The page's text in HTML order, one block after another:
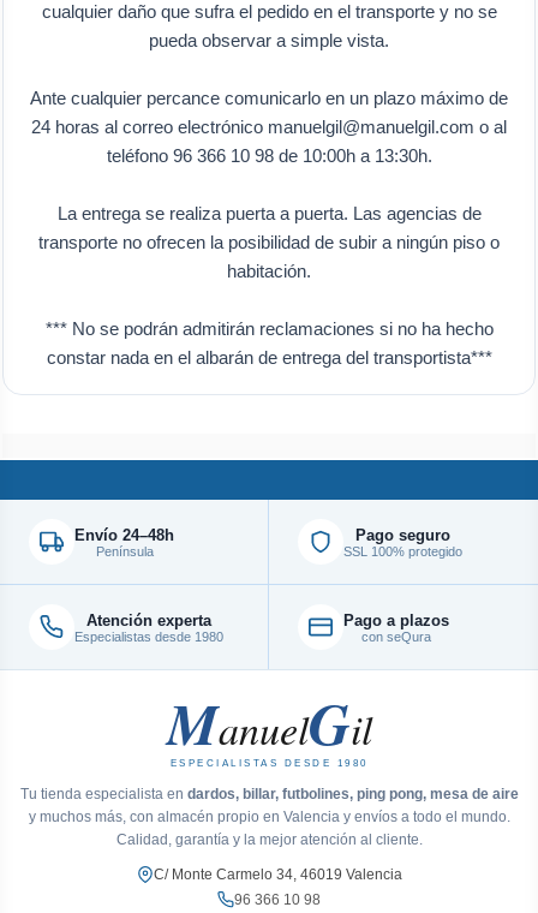
cualquier daño que sufra el pedido en el transporte y no se
pueda observar a simple vista.
Ante cualquier percance comunicarlo en un plazo máximo de
24 horas al correo electrónico manuelgil@manuelgil.com o al
teléfono 96 366 10 98 de 10:00h a 13:30h.
La entrega se realiza puerta a puerta. Las agencias de
transporte no ofrecen la posibilidad de subir a ningún piso o
habitación.
*** No se podrán admitirán reclamaciones si no ha hecho
constar nada en el albarán de entrega del transportista***
Envío 24–48h
Península
Pago seguro
SSL 100% protegido
Atención experta
Especialistas desde 1980
Pago a plazos
con seQura
ManuelGil
ESPECIALISTAS DESDE 1980
Tu tienda especialista en dardos, billar, futbolines, ping pong, mesa de aire
y muchos más, con almacén propio en Valencia y envíos a todo el mundo.
Calidad, garantía y la mejor atención al cliente.
C/ Monte Carmelo 34, 46019 Valencia
96 366 10 98